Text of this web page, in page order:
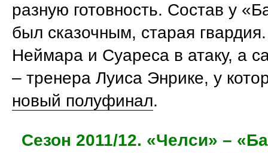
разную готовность. Состав у
был сказочным, старая
Неймара и Суареса в атаку, а
– тренера Луиса Энрике, у
новый полуфинал.
Сезон 2011/12. «Челси» –